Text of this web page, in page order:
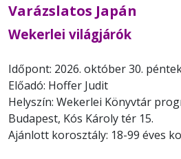
Varázslatos Japán
Wekerlei világjárók
Időpont: 2026. október 30.
Előadó: Hoffer Judit
Helyszín: Wekerlei Könyvtár
Budapest, Kós Károly tér 15.
Ajánlott korosztály: 18-99 éves